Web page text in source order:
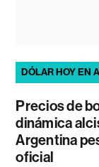
DÓLAR HOY EN
Precios de
dinámica
Argentina
oficial